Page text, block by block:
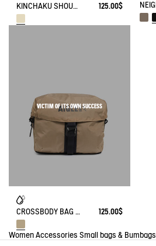
KINCHAKU SHOULDER BAG (4L) - LIGHT & COMPACT 125.00$
VICTIM OF ITS OWN SUCCESS
CROSSBODY BAG (3L) - URBAN HIKING 125.00$
Women Accessories Small bags & Bumbags